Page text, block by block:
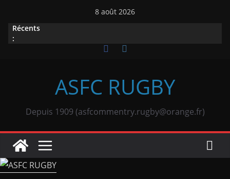
contenu
8 août 2026
Récents
:
ASFC RUGBY
Depuis 1909 (asfcommentry.rugby@orange.fr)